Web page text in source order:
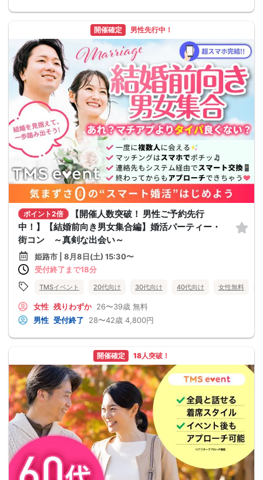
開催確定 男性先行中！
ポイント2倍
【開催人数突破！ 男性ご予約先行
中！】【結婚前向き男女集合編】婚活パーティー・
街コン ～真剣な出会い～
姫路市 | 8月8日(土) 15:30〜
受付終了まで18分
TMSイベント 20代向け 30代向け 40代向け 女性無料
女性 残りわずか 26〜39歳 無料
男性 受付終了 28〜42歳 4,800円
開催確定 18人突破！